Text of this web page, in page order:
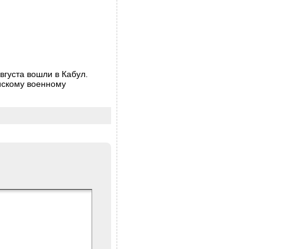
вошли в Кабул.
военному